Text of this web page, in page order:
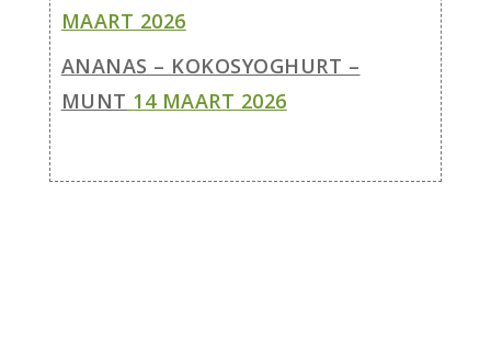
MAART 2026
ANANAS – KOKOSYOGHURT –
MUNT 14 MAART 2026